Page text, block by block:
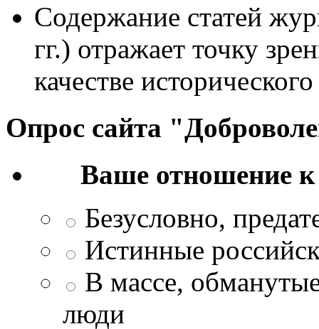
Содержание статей
гг.) отражает точку
качестве
Опрос сайта
Ваше отношение
Безусловно,
Истинные
В массе,
люди